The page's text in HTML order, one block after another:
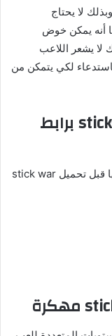
لا يحتاج
أنه يمكن خوض
لا يشعر اللاعب
لكي يتمكن من
3 برابط
هناك بعض المعلومات التي يجب الإطلاع عليها قبل تحميل stick war